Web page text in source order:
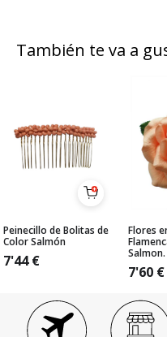
También te va a
Peinecillo de Bolitas de
Color Salmón
7'44€
Flores
7'60 €